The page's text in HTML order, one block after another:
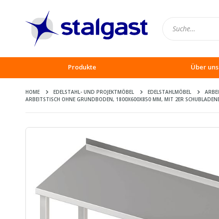
Produkte Über uns
HOME EDELSTAHL- UND PROJEKTMÖBEL EDELSTAHLMÖBEL
ARBEITSTISCH OHNE GRUNDBODEN, 1800X600X850 MM, MIT 2ER
Zum